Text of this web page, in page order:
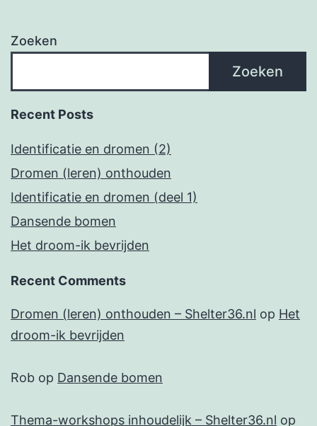
Zoeken
Zoeken
Recent Posts
Identificatie en dromen (2)
Dromen (leren) onthouden
Identificatie en dromen (deel 1)
Dansende bomen
Het droom-ik bevrijden
Recent Comments
Dromen (leren) onthouden – Shelter36.nl op Het
droom-ik bevrijden
Rob op Dansende bomen
Thema-workshops inhoudelijk – Shelter36.nl op